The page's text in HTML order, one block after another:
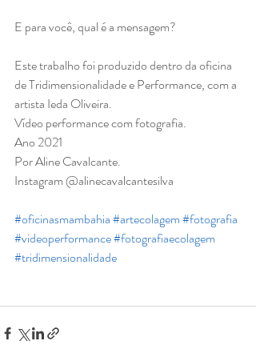
E para você, qual é a mensagem?
Este trabalho foi produzido dentro da oficina
de Tridimensionalidade e Performance, com a
artista Ieda Oliveira.
Vídeo performance com fotografia.
Ano 2021
Por Aline Cavalcante.
Instagram @alinecavalcantesilva
#oficinasmambahia#artecolagem#fotografia
#videoperformance#fotografiaecolagem
#tridimensionalidade